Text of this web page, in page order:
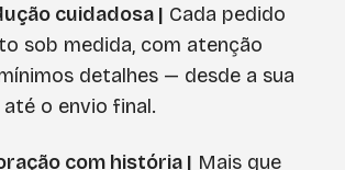
cuidadosa | Cada pedido
sob medida, com atenção
detalhes — desde a sua
o envio final.
com história | Mais que